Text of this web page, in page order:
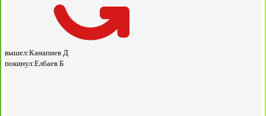
вышел:Канапиев Д
покинул:Елбаев Б